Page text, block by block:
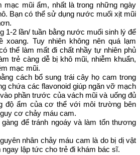
mạc mũi ẩm, nhất là trong những ngày
Bạn có thể sử dụng nước muối xịt mũi
1-2 lần/ tuần bằng nước muối sinh lý để
xoang. Tuy nhiên không nên quá lạm
thể làm mất đi chất nhầy tự nhiên phủ
trẻ càng dễ bị khô mũi, nhiễm khuẩn,
mạc mũi.
cách bổ sung trái cây họ cam trong
chứa các flavonoid giúp ngăn vỡ mạch
phần trước của vách mũi và uống đủ
độ ẩm của cơ thể với môi trường bên
cơ chảy máu cam.
để tránh ngoáy và làm tổn thương
nhân chảy máu cam là do bị dị vật
lập tức cho trẻ đi khám bác sĩ.